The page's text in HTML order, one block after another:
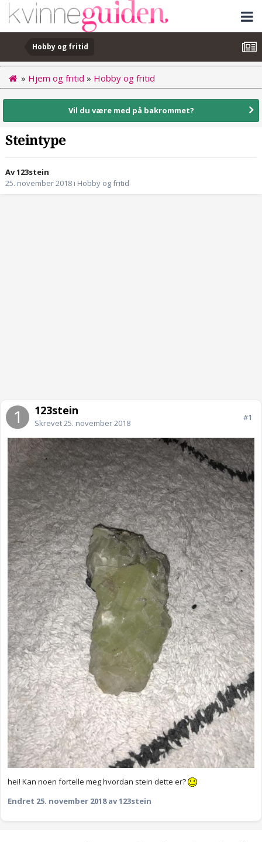
Hobby og fritid
» Hjem og fritid » Hobby og fritid
Vil du være med på bakrommet?
Steintype
Av 123stein
25. november 2018 i Hobby og fritid
123stein
Skrevet25. november 2018
#1
hei! Kan noen fortelle meg hvordan stein dette er?
Endret 25. november 2018av 123stein